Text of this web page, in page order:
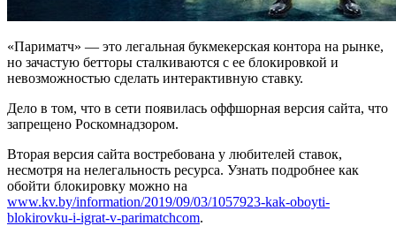
«Париматч» — это легальная букмекерская контора на рынке,
но зачастую бетторы сталкиваются с ее блокировкой и
невозможностью сделать интерактивную ставку.
Дело в том, что в сети появилась оффшорная версия сайта, что
запрещено Роскомнадзором.
Вторая версия сайта востребована у любителей ставок,
несмотря на нелегальность ресурса. Узнать подробнее как
обойти блокировку можно на
www.kv.by/information/2019/09/03/1057923-kak-oboyti-
blokirovku-i-igrat-v-parimatchcom.